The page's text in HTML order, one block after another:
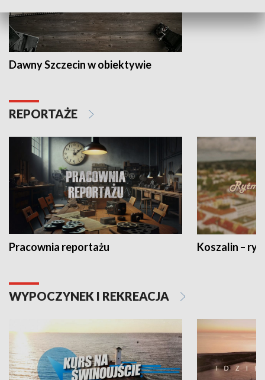
Dawny Szczecin w obiektywie
REPORTAŻE
Pracownia reportażu Koszalin –
WYPOCZYNEK I REKREACJA